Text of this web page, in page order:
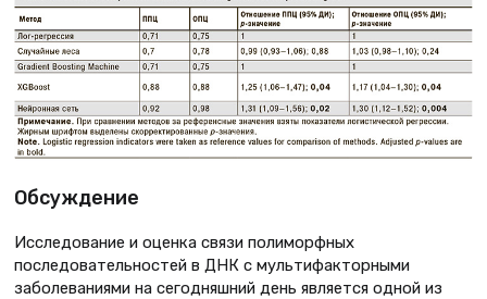
Обсуждение
Исследование и оценка связи полиморфных
последовательностей в ДНК с мультифакторными
заболеваниями на сегодняшний день является одной из